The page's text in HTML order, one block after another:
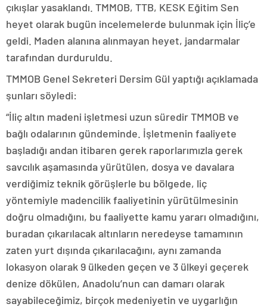
çıkışlar yasaklandı. TMMOB, TTB, KESK Eğitim Sen
heyet olarak bugün incelemelerde bulunmak için İliç’e
geldi. Maden alanına alınmayan heyet, jandarmalar
tarafından durduruldu.
TMMOB Genel Sekreteri Dersim Gül yaptığı açıklamada
şunları söyledi:
“İliç altın madeni işletmesi uzun süredir TMMOB ve
bağlı odalarının gündeminde. İşletmenin faaliyete
başladığı andan itibaren gerek raporlarımızla gerek
savcılık aşamasında yürütülen, dosya ve davalara
verdiğimiz teknik görüşlerle bu bölgede, liç
yöntemiyle madencilik faaliyetinin yürütülmesinin
doğru olmadığını, bu faaliyette kamu yararı olmadığını,
buradan çıkarılacak altınların neredeyse tamamının
zaten yurt dışında çıkarılacağını, aynı zamanda
lokasyon olarak 9 ülkeden geçen ve 3 ülkeyi geçerek
denize dökülen, Anadolu’nun can damarı olarak
sayabileceğimiz, birçok medeniyetin ve uygarlığın